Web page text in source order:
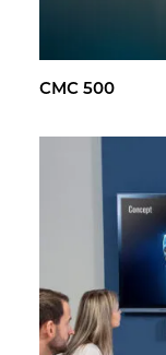
CMC 500